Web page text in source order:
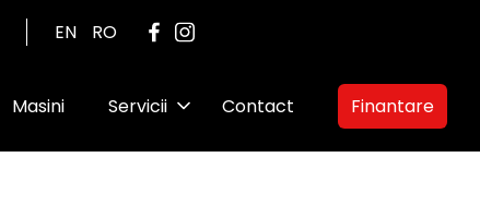
EN RO
Masini Servicii Contact Finantare